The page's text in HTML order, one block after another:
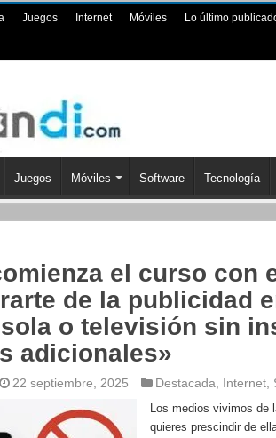
Juegos Internet Móviles Lo último
Juegos Móviles Software Tecnología
el curso con
de la publicidad
o televisión sin
adicionales»
22 septiembre, 2025 Destacada Internet,
Los medios vivimos de
quieres prescindir de